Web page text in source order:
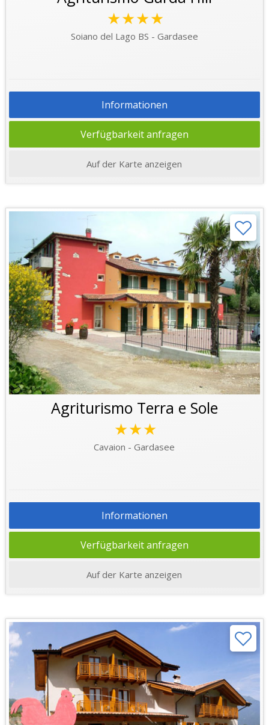
★★★★
Soiano del Lago BS - Gardasee
Informationen
Verfügbarkeit anfragen
Auf der Karte anzeigen
Agriturismo Terra e Sole
★★★
Cavaion - Gardasee
Informationen
Verfügbarkeit anfragen
Auf der Karte anzeigen